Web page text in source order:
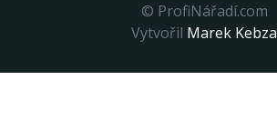
© ProfiNářadí.com
Vytvořil Marek Kebza